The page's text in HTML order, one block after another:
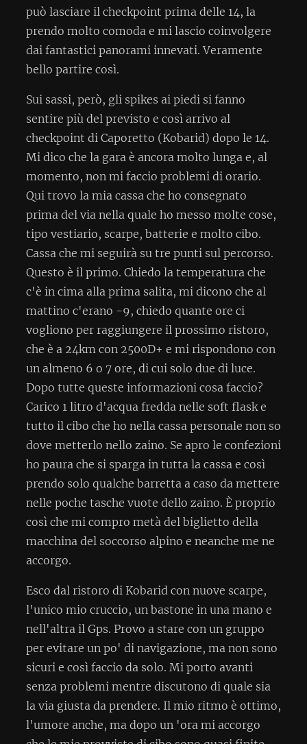
può lasciare il checkpoint prima delle 14, la
prendo molto comoda e mi lascio coinvolgere
dai fantastici panorami innevati. Veramente
bello partire così.
Sui sassi, però, gli spikes ai piedi si fanno
sentire più del previsto e così arrivo al
checkpoint di Caporetto (Kobarid) dopo le 14.
Mi dico che la gara è ancora molto lunga e, al
momento, non mi faccio problemi di orario.
Qui trovo la mia cassa che ho consegnato
prima del via nella quale ho messo molte cose,
tipo vestiario, scarpe, batterie e molto cibo.
Cassa che mi seguirà su tre punti sul percorso.
Questo è il primo. Chiedo la temperatura che
c'è in cima alla prima salita, mi dicono che al
mattino c'erano -9, chiedo quante ore ci
vogliono per raggiungere il prossimo ristoro,
che è a 24km con 2500D+ e mi rispondono con
un almeno 6 o 7 ore, di cui solo due di luce.
Dopo tutte queste informazioni cosa faccio?
Carico 1 litro d'acqua fredda nelle soft flask e
tutto il cibo che ho nella cassa personale non so
dove metterlo nello zaino. Se apro le confezioni
ho paura che si sparga in tutta la cassa e così
prendo solo qualche barretta a caso da mettere
nelle poche tasche vuote dello zaino. È proprio
così che mi compro metà del biglietto della
macchina del soccorso alpino e neanche me ne
accorgo.
Esco dal ristoro di Kobarid con nuove scarpe,
l'unico mio cruccio, un bastone in una mano e
nell'altra il Gps. Provo a stare con un gruppo
per evitare un po' di navigazione, ma non sono
sicuri e così faccio da solo. Mi porto avanti
senza problemi mentre discutono di quale sia
la via giusta da prendere. Il mio ritmo è ottimo,
l'umore anche, ma dopo un 'ora mi accorgo